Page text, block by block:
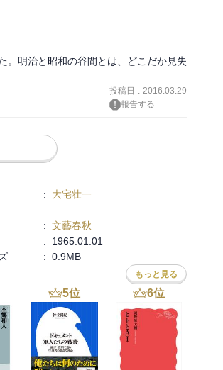
。明治と昭和の谷間とは、どこだか見失
投稿日 : 2016.03.29
報告する
: 大宅壮一
: 文藝春秋
:
1965.01.01
: 0.9MB
もっと見る
5位 6位